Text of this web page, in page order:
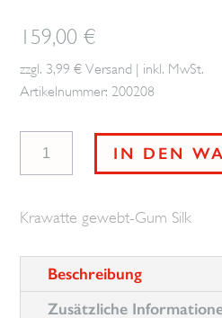
159,00€
zzgl. 3,99 € Versand | inkl. MwSt.
Artikelnummer: 200208
Menge
IN DEN
Krawatte gewebt-Gum Silk
Beschreibung
Zusätzliche